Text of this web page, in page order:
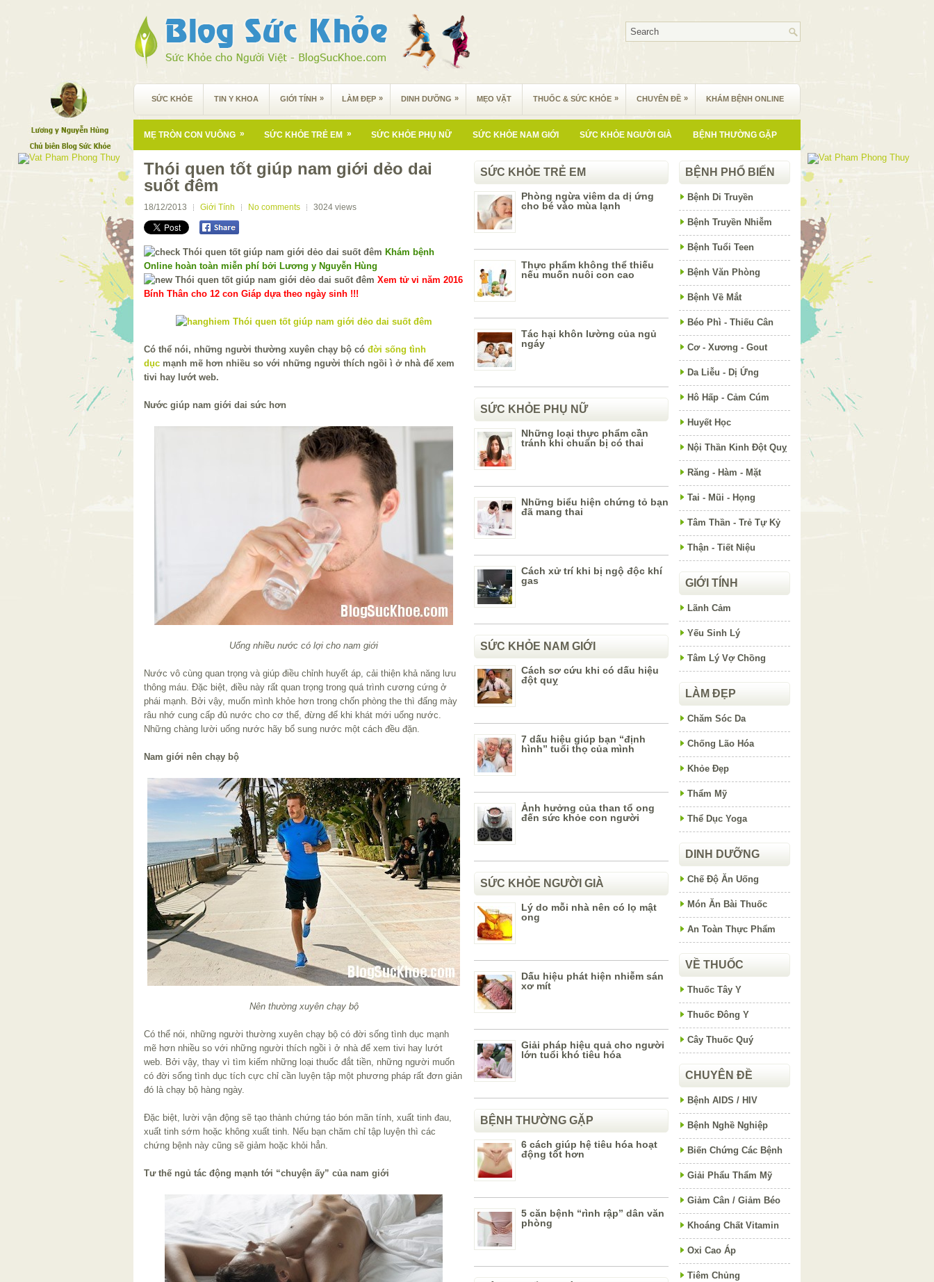
SỨC KHỎE TIN Y KHOA GIỚI TÍNH » LÀM ĐẸP » DINH DƯỠNG » MẸO VẶT THUỐC & SỨC KHỎE » CHUYÊN ĐỀ » KHÁM BỆNH ONLINE
MẸ TRÒN CON VUÔNG » SỨC KHỎE TRẺ EM » SỨC KHỎE PHỤ NỮ SỨC KHỎE NAM GIỚI SỨC KHỎE NGƯỜI GIÀ BỆNH THƯỜNG GẶP
Thói quen tốt giúp nam giới dẻo dai
suốt đêm
18/12/2013 Giới Tính No comments 3024 views
Khám bệnh
Online hoàn toàn miễn phí bởi Lương y Nguyễn Hùng
Xem tử vi năm 2016
Bính Thân cho 12 con Giáp dựa theo ngày sinh !!!
Có thể nói, những người thường xuyên chạy bộ có đời sống tình
dục mạnh mẽ hơn nhiều so với những người thích ngồi ì ở nhà để xem
tivi hay lướt web.
Nước giúp nam giới dai sức hơn
Uống nhiều nước có lợi cho nam giới
Nước vô cùng quan trọng và giúp điều chỉnh huyết áp, cải thiện khả năng lưu
thông máu. Đặc biệt, điều này rất quan trọng trong quá trình cương cứng ở
phái mạnh. Bởi vậy, muốn mình khỏe hơn trong chốn phòng the thì đấng mày
râu nhớ cung cấp đủ nước cho cơ thể, đừng để khi khát mới uống nước.
Những chàng lười uống nước hãy bổ sung nước một cách đều đặn.
Nam giới nên chạy bộ
Nên thường xuyên chạy bộ
Có thể nói, những người thường xuyên chạy bộ có đời sống tình dục mạnh
mẽ hơn nhiều so với những người thích ngồi ì ở nhà để xem tivi hay lướt
web. Bởi vậy, thay vì tìm kiếm những loại thuốc đắt tiền, những người muốn
có đời sống tình dục tích cực chỉ cần luyện tập một phương pháp rất đơn giản
đó là chạy bộ hàng ngày.
Đặc biệt, lười vận động sẽ tạo thành chứng táo bón mãn tính, xuất tinh đau,
xuất tinh sớm hoặc không xuất tinh. Nếu bạn chăm chỉ tập luyện thì các
chứng bệnh này cũng sẽ giảm hoặc khỏi hẳn.
Tư thế ngủ tác động mạnh tới “chuyện ấy” của nam giới
SỨC KHỎE TRẺ EM
Phòng ngừa viêm da dị ứng
cho bé vào mùa lạnh
Thực phẩm không thể thiếu
nếu muốn nuôi con cao
Tác hại khôn lường của ngủ
ngáy
SỨC KHỎE PHỤ NỮ
Những loại thực phẩm cần
tránh khi chuẩn bị có thai
Những biểu hiện chứng tỏ bạn
đã mang thai
Cách xử trí khi bị ngộ độc khí
gas
SỨC KHỎE NAM GIỚI
Cách sơ cứu khi có dấu hiệu
đột quỵ
7 dấu hiệu giúp bạn “định
hình” tuổi thọ của mình
Ảnh hưởng của than tổ ong
đến sức khỏe con người
SỨC KHỎE NGƯỜI GIÀ
Lý do mỗi nhà nên có lọ mật
ong
Dấu hiệu phát hiện nhiễm sán
xơ mít
Giải pháp hiệu quả cho người
lớn tuổi khó tiêu hóa
BỆNH THƯỜNG GẶP
6 cách giúp hệ tiêu hóa hoạt
động tốt hơn
5 căn bệnh “rình rập” dân văn
phòng
BỆNH PHỔ BIẾN
Bệnh Di Truyền
Bệnh Truyền Nhiễm
Bệnh Tuổi Teen
Bệnh Văn Phòng
Bệnh Về Mắt
Béo Phì - Thiếu Cân
Cơ - Xương - Gout
Da Liễu - Dị Ứng
Hô Hấp - Cảm Cúm
Huyết Học
Nội Thần Kinh Đột Quỵ
Răng - Hàm - Mặt
Tai - Mũi - Họng
Tâm Thần - Trẻ Tự Kỷ
Thận - Tiết Niệu
GIỚI TÍNH
Lãnh Cảm
Yếu Sinh Lý
Tâm Lý Vợ Chồng
LÀM ĐẸP
Chăm Sóc Da
Chống Lão Hóa
Khỏe Đẹp
Thẩm Mỹ
Thể Dục Yoga
DINH DƯỠNG
Chế Độ Ăn Uống
Món Ăn Bài Thuốc
An Toàn Thực Phẩm
VỀ THUỐC
Thuốc Tây Y
Thuốc Đông Y
Cây Thuốc Quý
CHUYÊN ĐỀ
Bệnh AIDS / HIV
Bệnh Nghề Nghiệp
Biến Chứng Các Bệnh
Giải Phẩu Thẩm Mỹ
Giảm Cân / Giảm Béo
Khoáng Chất Vitamin
Oxi Cao Áp
Tiêm Chủng